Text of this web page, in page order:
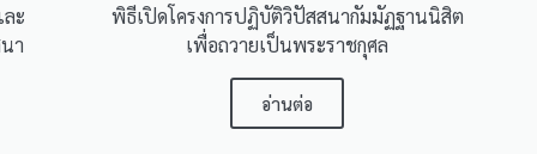
ะ
า
พิธีเปิดโครงการปฏิบัติวิปัสสนากัมมัฏฐานนิสิต
เพื่อถวายเป็นพระราชกุศล
อ่านต่อ